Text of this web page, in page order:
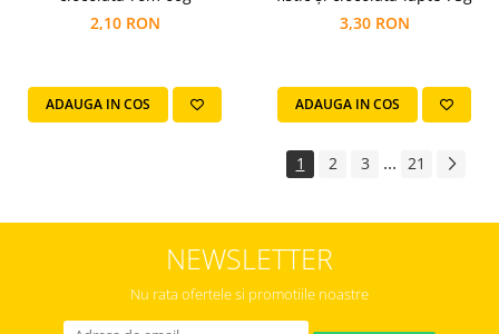
2,10 RON
ADAUGA IN COS
3,30 RON
ADAUGA IN COS
1 2 3 ... 21
NEWSLETTER
Nu rata ofertele si promotiile noastre